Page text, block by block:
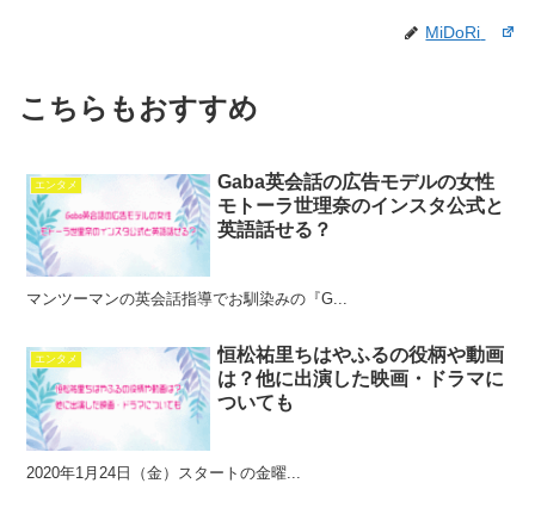
MiDoRi
こちらもおすすめ
エンタメ
Gaba英会話の広告モデルの女性
モトーラ世理奈のインスタ公式と
英語話せる？
マンツーマンの英会話指導でお馴染みの『G...
エンタメ
恒松祐里ちはやふるの役柄や動画
は？他に出演した映画・ドラマに
ついても
2020年1月24日（金）スタートの金曜...